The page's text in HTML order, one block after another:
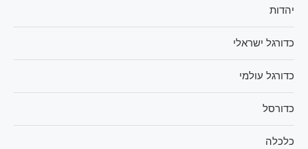
יהדות
כדורגל ישראלי
כדורגל עולמי
כדורסל
כלכלה